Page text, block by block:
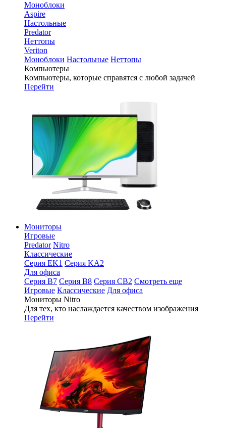
Моноблоки
Aspire
Настольные
Predator
Неттопы
Veriton
Моноблоки Настольные Неттопы
Компьютеры
Компьютеры, которые справятся с любой задачей
Перейти
Мониторы
Игровые
Predator Nitro
Классические
Серия EK1 Серия KA2
Для офиса
Серия B7 Серия B8 Серия CB2 Смотреть еще
Игровые Классические Для офиса
Мониторы Nitro
Для тех, кто наслаждается качеством изображения
Перейти